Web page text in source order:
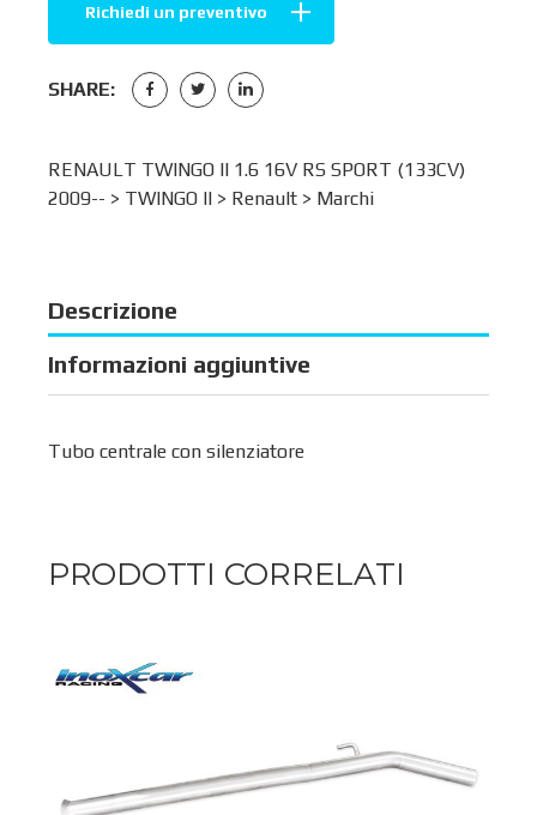
Richiedi un preventivo
SHARE:
RENAULT TWINGO II 1.6 16V RS SPORT (133CV)
2009-- > TWINGO II > Renault > Marchi
Descrizione
Informazioni aggiuntive
Tubo centrale con silenziatore
PRODOTTI CORRELATI